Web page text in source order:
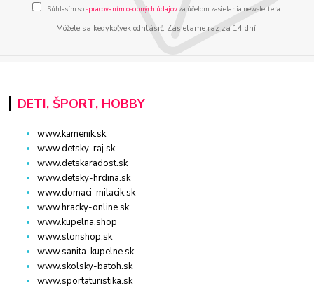
Súhlasím sospracovaním osobných údajov za účelom zasielania newslettera.
Môžete sa kedykoľvek odhlásiť. Zasielame raz za 14 dní.
DETI, ŠPORT, HOBBY
www.kamenik.sk
www.detsky-raj.sk
www.detskaradost.sk
www.detsky-hrdina.sk
www.domaci-milacik.sk
www.hracky-online.sk
www.kupelna.shop
www.stonshop.sk
www.sanita-kupelne.sk
www.skolsky-batoh.sk
www.sportaturistika.sk